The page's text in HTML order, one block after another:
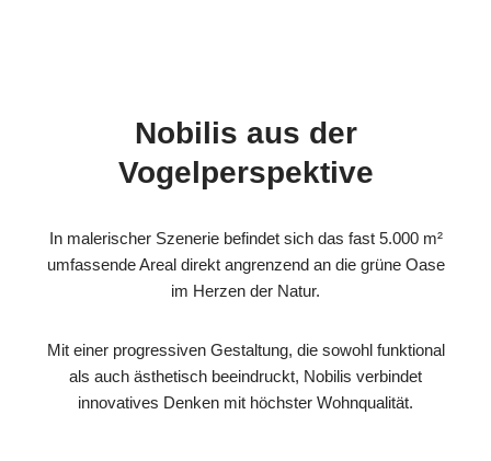
Nobilis aus der
Vogelperspektive
In malerischer Szenerie befindet sich das fast 5.000 m²
umfassende Areal direkt angrenzend an die grüne Oase
im Herzen der Natur.
Mit einer progressiven Gestaltung, die sowohl funktional
als auch ästhetisch beeindruckt, Nobilis verbindet
innovatives Denken mit höchster Wohnqualität.